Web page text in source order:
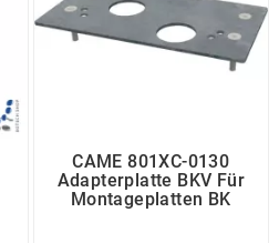
CAME 801XC-0130
Adapterplatte BKV Für
Montageplatten BK